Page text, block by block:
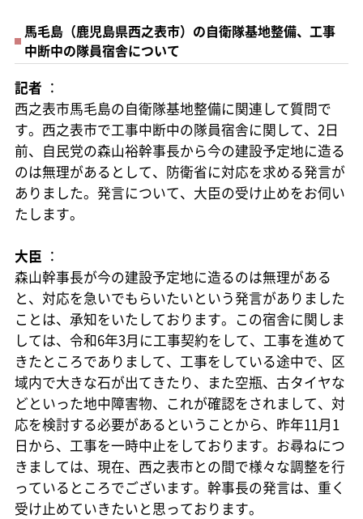
馬毛島（鹿児島県西之表市）の自衛隊基地整備、工事
中断中の隊員宿舎について
記者 ：
西之表市馬毛島の自衛隊基地整備に関連して質問で
す。西之表市で工事中断中の隊員宿舎に関して、2日
前、自民党の森山裕幹事長から今の建設予定地に造る
のは無理があるとして、防衛省に対応を求める発言が
ありました。発言について、大臣の受け止めをお伺い
たします。
大臣 ：
森山幹事長が今の建設予定地に造るのは無理がある
と、対応を急いでもらいたいという発言がありました
ことは、承知をいたしております。この宿舎に関しま
しては、令和6年3月に工事契約をして、工事を進めて
きたところでありまして、工事をしている途中で、区
域内で大きな石が出てきたり、また空瓶、古タイヤな
どといった地中障害物、これが確認をされまして、対
応を検討する必要があるということから、昨年11月1
日から、工事を一時中止をしております。お尋ねにつ
きましては、現在、西之表市との間で様々な調整を行
っているところでございます。幹事長の発言は、重く
受け止めていきたいと思っております。